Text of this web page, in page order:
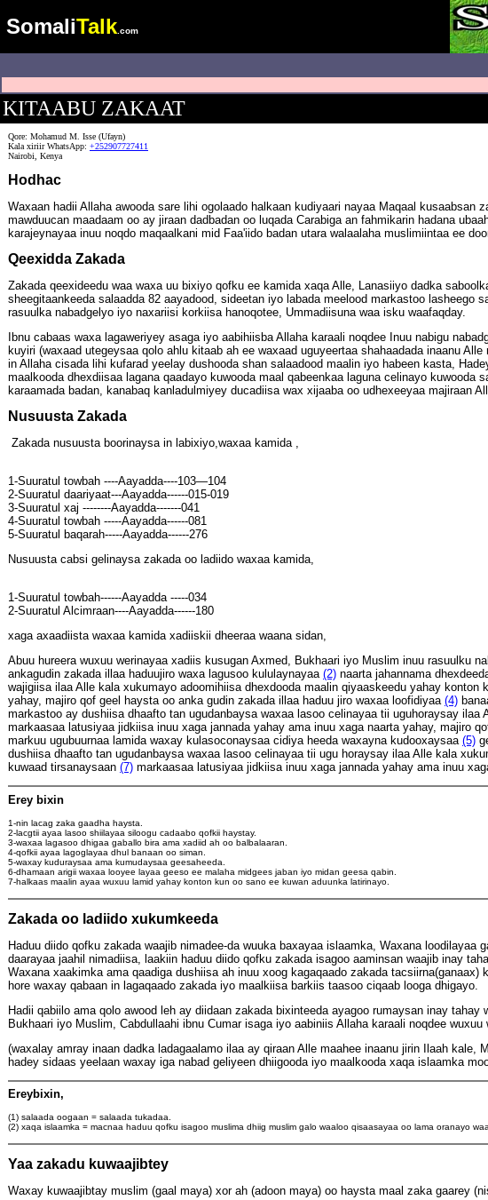
SomaliTalk .com
KITAABU ZAKAAT
Qore: Mohamud M. Isse (Ufayn)
Kala xiriir WhatsApp: +252907727411
Nairobi, Kenya
Hodhac
Waxaan hadii Allaha awooda sare lihi ogolaado halkaan kudiyaari nayaa Maqaal
mawduucan maadaam oo ay jiraan dadbadan oo luqada Carabiga an fahmikarin hadana
karajeynayaa inuu noqdo maqaalkani mid Faa'iido badan utara walaalaha muslimiintaa ee
Qeexidda Zakada
Zakada qeexideedu waa waxa uu bixiyo qofku ee kamida xaqa Alle, Lanasiiyo dadka
sheegitaankeeda salaadda 82 aayadood, sideetan iyo labada meelood markastoo
rasuulka nabadgelyo iyo naxariisi korkiisa hanoqotee, Ummadiisuna waa isku waafaqday.
Ibnu cabaas waxa lagaweriyey asaga iyo aabihiisba Allaha karaali noqdee Inuu nabigu
kuyiri (waxaad utegeysaa qolo ahlu kitaab ah ee waxaad uguyeertaa shahaadada inaanu
in Allaha cisada lihi kufarad yeelay dushooda shan salaadood maalin iyo habeen kasta,
maalkooda dhexdiisaa lagana qaadayo kuwooda maal qabeenkaa laguna celinayo
karaamada badan, kanabaq kanladulmiyey ducadiisa wax xijaaba oo udhexeeyaa majiraan
Nusuusta Zakada
Zakada nusuusta boorinaysa in labixiyo,waxaa kamida ,
1-Suuratul towbah ----Aayadda----103—104
2-Suuratul daariyaat---Aayadda------015-019
3-Suuratul xaj --------Aayadda-------041
4-Suuratul towbah -----Aayadda------081
5-Suuratul baqarah-----Aayadda------276
Nusuusta cabsi gelinaysa zakada oo ladiido waxaa kamida,
1-Suuratul towbah------Aayadda -----034
2-Suuratul Alcimraan----Aayadda------180
xaga axaadiista waxaa kamida xadiiskii dheeraa waana sidan,
Abuu hureera wuxuu werinayaa xadiis kusugan Axmed, Bukhaari iyo Muslim inuu rasuulku
ankagudin zakada illaa haduujiro waxa lagusoo kululaynayaa (2) naarta jahannama
wajigiisa ilaa Alle kala xukumayo adoomihiisa dhexdooda maalin qiyaaskeedu yahay
yahay, majiro qof geel haysta oo anka gudin zakada illaa haduu jiro waxaa loofidiyaa (4)
markastoo ay dushiisa dhaafto tan ugudanbaysa waxaa lasoo celinayaa tii uguhoraysay
markaasaa latusiyaa jidkiisa inuu xaga jannada yahay ama inuu xaga naarta yahay, majiro
markuu ugubuurnaa lamida waxay kulasoconaysaa cidiya heeda waxayna kudooxaysaa (5)
dushiisa dhaafto tan ugudanbaysa waxaa lasoo celinayaa tii ugu horaysay ilaa Alle kala
kuwaad tirsanaysaan (7) markaasaa latusiyaa jidkiisa inuu xaga jannada yahay ama inuu
Erey bixin
1-nin lacag zaka gaadha haysta.
2-lacgtii ayaa lasoo shiilayaa siloogu cadaabo qofkii haystay.
3-waxaa lagasoo dhigaa gaballo bira ama xadiid ah oo balbalaaran.
4-qofkii ayaa lagoglayaa dhul banaan oo siman.
5-waxay kuduraysaa ama kumudaysaa geesaheeda.
6-dhamaan arigii waxaa looyee layaa geeso ee malaha midgees jaban iyo midan geesa qabin.
7-halkaas maalin ayaa wuxuu lamid yahay konton kun oo sano ee kuwan aduunka latirinayo.
Zakada oo ladiido xukumkeeda
Haduu diido qofku zakada waajib nimadee-da wuuka baxayaa islaamka, Waxana
daarayaa jaahil nimadiisa, laakiin haduu diido qofku zakada isagoo aaminsan waajib inay
Waxana xaakimka ama qaadiga dushiisa ah inuu xoog kagaqaado zakada
hore waxay qabaan in lagaqaado zakada iyo maalkiisa barkiis taasoo ciqaab looga dhigayo.
Hadii qabiilo ama qolo awood leh ay diidaan zakada bixinteeda ayagoo rumaysan inay
Bukhaari iyo Muslim, Cabdullaahi ibnu Cumar isaga iyo aabiniis Allaha karaali noqdee
(waxalay amray inaan dadka ladagaalamo ilaa ay qiraan Alle maahee inaanu jirin Ilaah kale,
hadey sidaas yeelaan waxay iga nabad geliyeen dhiigooda iyo maalkooda xaqa islaamka
Ereybixin,
(1) salaada oogaan = salaada tukadaa.
(2) xaqa islaamka = macnaa haduu qofku isagoo muslima dhiig muslim galo waaloo qisaasayaa oo lama oranayo
Yaa zakadu kuwaajibtey
Waxay kuwaajibtay muslim (gaal maya) xor ah (adoon maya) oo haysta maal zaka gaarey